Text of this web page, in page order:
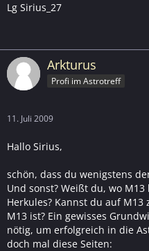
Lg Sirius_27
Arkturus
Profi im Astrotreff
11. Juli 2009
Hallo Sirius,
schön, dass du wenigstens
Und sonst? Weißt du, wo
Herkules? Kannst du auf
M13 ist? Ein gewisses
nötig, um erfolgreich in die
doch mal diese Seiten: